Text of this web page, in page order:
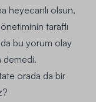
heyecanlı olsun,
taraflı
bu yorum olay
demedi.
orada da bir